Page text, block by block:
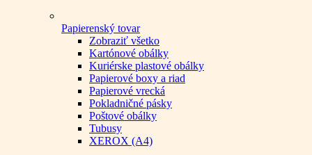
Papierenský tovar
Zobraziť všetko
Kartónové obálky
Kuriérske plastové obálky
Papierové boxy a riad
Papierové vrecká
Pokladničné pásky
Poštové obálky
Tubusy
XEROX (A4)